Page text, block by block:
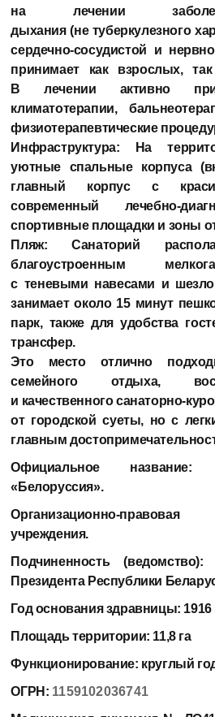
на лечении
дыхания (не туберкулезного
сердечно-сосудистой и
принимает как взрослых,
В лечении активно
климатотерапии,
физиотерапевтические
Инфраструктура: На
уютные спальные корпуса
главный корпус с
современный лечебно-
спортивные площадки и зоны
Пляж: Санаторий
благоустроенным
с теневыми навесами и
занимает около 15 минут
парк, также для удобства
трансфер.
Это место отлично
семейного отдыха,
и качественного санаторно-
от городской суеты, но с
главным
Официальное название:
«Белоруссия».
Организационно-
учреждения.
Подчиненность (ведомство):
Президента Республики
Год основания здравницы: 1916
Площадь территории: 11,8 га
Функционирование: круглый
ОГРН: 1159102036741